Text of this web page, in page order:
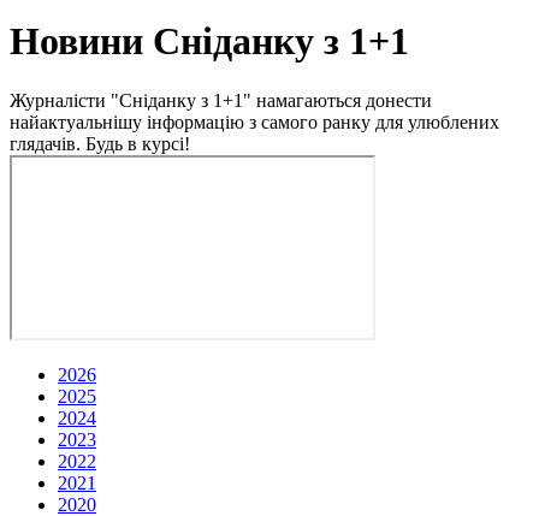
Новини Сніданку з 1+1
Журналісти "Сніданку з 1+1" намагаються донести
найактуальнішу інформацію з самого ранку для улюблених
глядачів. Будь в курсі!
2026
2025
2024
2023
2022
2021
2020